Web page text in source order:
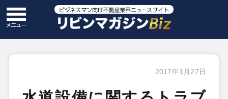
2017年1月27日